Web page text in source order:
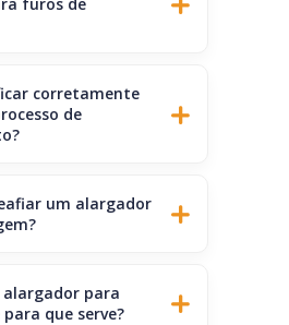
corretamente
de
um alargador
alargador para
que serve?